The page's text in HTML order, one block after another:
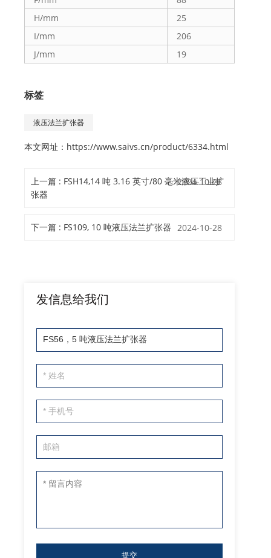
H/mm
25
I/mm
206
J/mm
19
标签
液压法兰扩张器
本文网址： https://www.saivs.cn/product/6334.html
上一篇 : FSH14,14 吨 3.16 英寸/80 毫米液压工业扩
张器
2024-10-28
下一篇 : FS109, 10 吨液压法兰扩张器 2024-10-28
发信息给我们